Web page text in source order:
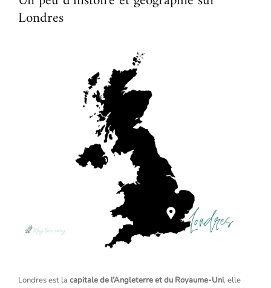
Londres
Londres est la capitale de l’Angleterre et du Royaume-Uni, elle